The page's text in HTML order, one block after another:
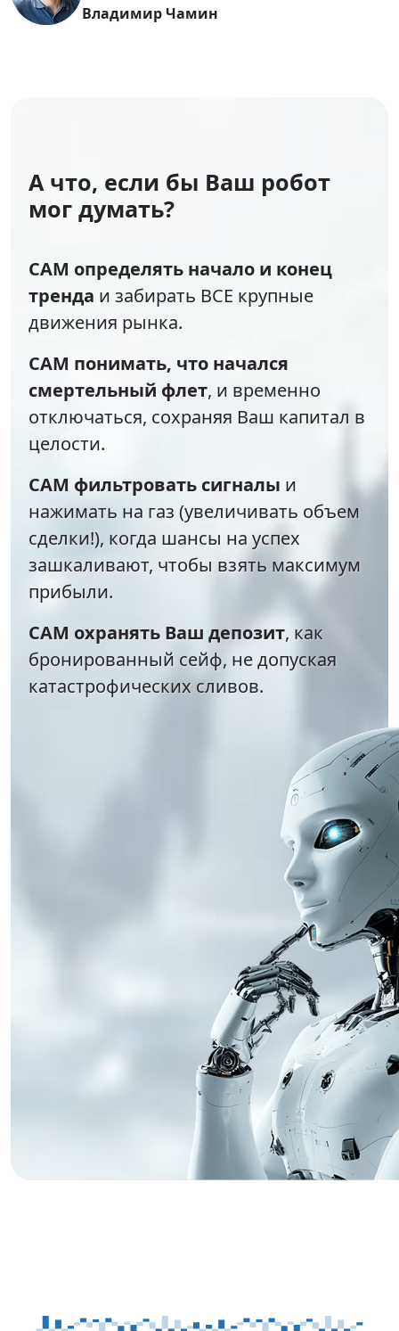
Владимир Чамин
А что, если бы Ваш робот
мог думать?
САМ определять начало и конец
тренда и забирать ВСЕ крупные
движения рынка.
САМ понимать, что начался
смертельный флет, и временно
отключаться, сохраняя Ваш капитал в
целости.
САМ фильтровать сигналы и
нажимать на газ (увеличивать объем
сделки!), когда шансы на успех
зашкаливают, чтобы взять максимум
прибыли.
САМ охранять Ваш депозит, как
бронированный сейф, не допуская
катастрофических сливов.